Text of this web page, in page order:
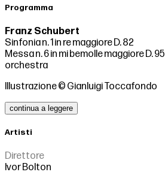
Programma
Franz Schubert
Sinfonia n. 1 in re maggiore D. 82
Messa n. 6 in mi bemolle maggiore D.
orchestra
Illustrazione © Gianluigi Toccafondo
continua a leggere
Artisti
Direttore
Ivor Bolton